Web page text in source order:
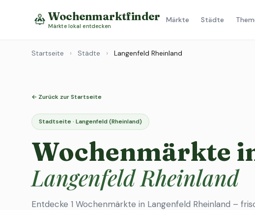
Wochenmarktfinder
Märkte lokal entdecken
Märkte Städte
Startseite › Städte › Langenfeld Rheinland
← Zurück zur Startseite
Stadtseite · Langenfeld (Rheinland)
Wochenmärkte
Langenfeld Rheinland
Entdecke 1 Wochenmärkte in Langenfeld Rheinland –